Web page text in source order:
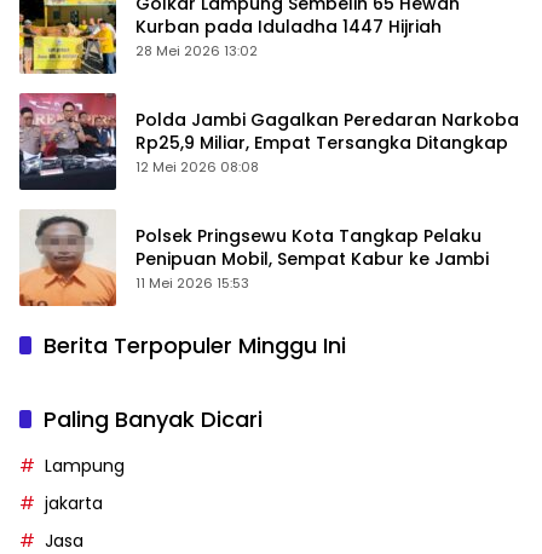
Kurban pada Iduladha 1447 Hijriah
28 Mei 2026 13:02
Polda Jambi Gagalkan Peredaran Narkoba
Rp25,9 Miliar, Empat Tersangka Ditangkap
12 Mei 2026 08:08
Polsek Pringsewu Kota Tangkap Pelaku
Penipuan Mobil, Sempat Kabur ke Jambi
11 Mei 2026 15:53
Berita Terpopuler Minggu Ini
Paling Banyak Dicari
Lampung
jakarta
Jasa